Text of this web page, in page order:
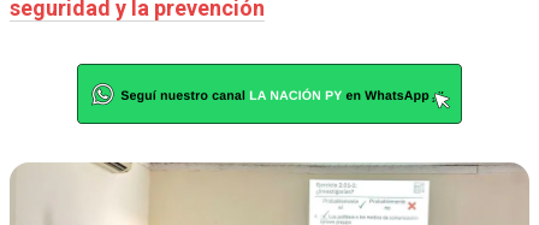
seguridad y la prevención